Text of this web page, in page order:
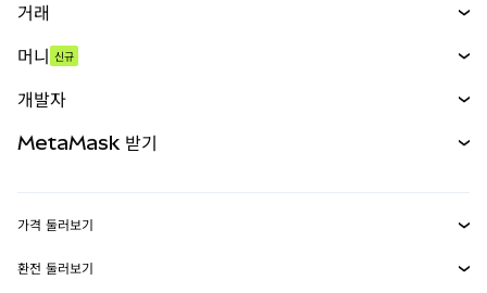
거래
무기한 선물
실물자산
머니 신규
개발자
MetaMask Connect
MetaMask 받기
가격 둘러보기
이더리움 가격
환전 둘러보기